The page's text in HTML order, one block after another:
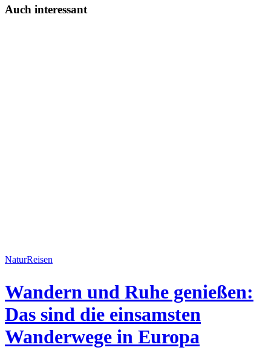
Auch interessant
NaturReisen
Wandern und Ruhe genießen:
Das sind die einsamsten
Wanderwege in Europa